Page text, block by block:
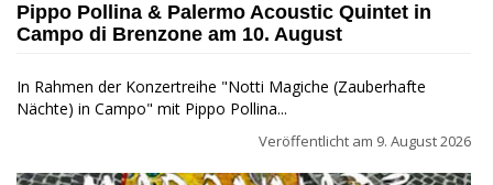
Pippo Pollina & Palermo Acoustic Quintet in
Campo di Brenzone am 10. August
In Rahmen der Konzertreihe "Notti Magiche (Zauberhafte
Nächte) in Campo" mit Pippo Pollina...
Veröffentlicht am 9. August 2026